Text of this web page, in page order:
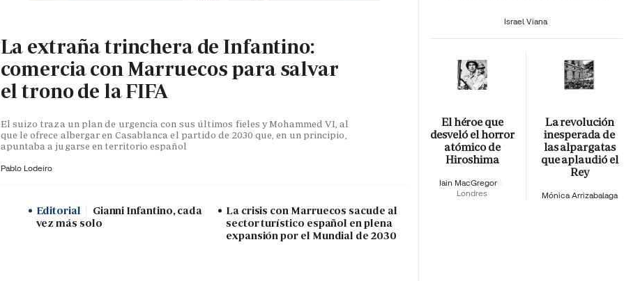
La extraña trinchera de Infantino:
comercia con Marruecos para salvar
el trono de la FIFA
El suizo traza un plan de urgencia con sus últimos fieles y Mohammed VI, al
que le ofrece albergar en Casablanca el partido de 2030 que, en un principio,
apuntaba a jugarse en territorio español
Pablo Lodeiro
Editorial
Gianni Infantino, cada
vez más solo
La crisis con Marruecos sacude al
sector turístico español en plena
expansión por el Mundial de 2030
Israel Viana
El héroe que
desveló el horror
atómico de
Hiroshima
Iain MacGregor
Londres
La revolución
inesperada de
las alpargatas
que aplaudió el
Rey
Mónica Arrizabalaga